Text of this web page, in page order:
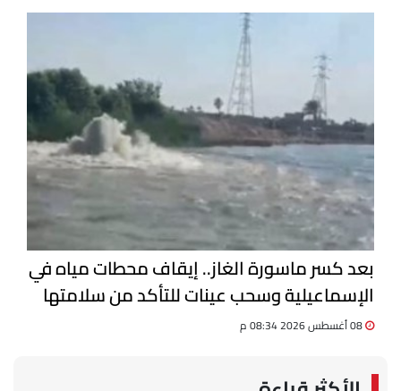
بعد كسر ماسورة الغاز.. إيقاف محطات مياه في
الإسماعيلية وسحب عينات للتأكد من سلامتها